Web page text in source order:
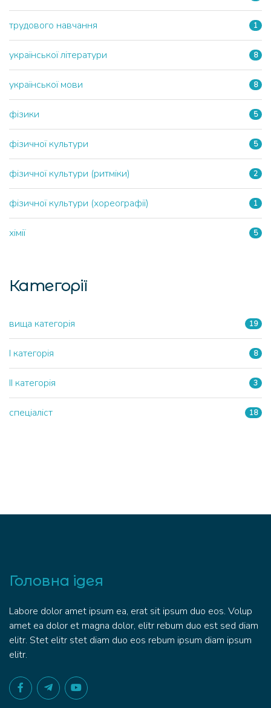
трудового навчання 1
української літератури 8
української мови 8
фізики 5
фізичної культури 5
фізичної культури (ритміки) 2
фізичної культури (хореографії) 1
хімії 5
Категорії
вища категорія 19
І категорія 8
ІІ категорія 3
спеціаліст 18
Головна ідея
Labore dolor amet ipsum ea, erat sit ipsum duo eos. Volup
amet ea dolor et magna dolor, elitr rebum duo est sed diam
elitr. Stet elitr stet diam duo eos rebum ipsum diam ipsum
elitr.